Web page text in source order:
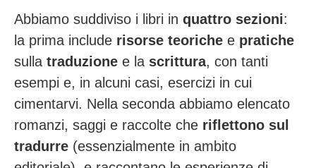
Abbiamo suddiviso i libri in quattro sezioni:
la prima include risorse teoriche e pratiche
sulla traduzione e la scrittura, con tanti
esempi e, in alcuni casi, esercizi in cui
cimentarvi. Nella seconda abbiamo elencato
romanzi, saggi e raccolte che riflettono sul
tradurre (essenzialmente in ambito